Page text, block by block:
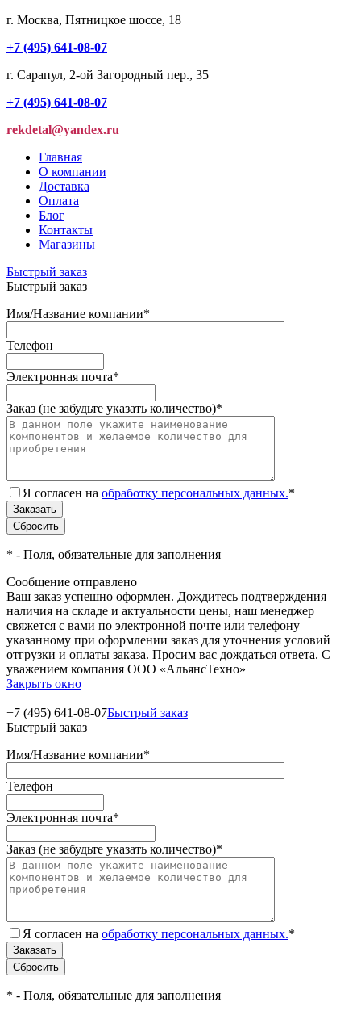
г. Москва, Пятницкое шоссе, 18
+7 (495) 641-08-07
г. Сарапул, 2-ой Загородный пер., 35
+7 (495) 641-08-07
rekdetal@yandex.ru
Главная
О компании
Доставка
Оплата
Блог
Контакты
Магазины
Быстрый заказ
Быстрый заказ
Имя/Название компании*
Телефон
Электронная почта*
Заказ (не забудьте указать количество)*
Я согласен на обработку персональных данных.*
* - Поля, обязательные для заполнения
Сообщение отправлено
Ваш заказ успешно оформлен. Дождитесь подтверждения
наличия на складе и актуальности цены, наш менеджер
свяжется с вами по электронной почте или телефону
указанному при оформлении заказ для уточнения условий
отгрузки и оплаты заказа. Просим вас дождаться ответа. С
уважением компания ООО «АльянсТехно»
Закрыть окно
+7 (495) 641-08-07Быстрый заказ
Быстрый заказ
Имя/Название компании*
Телефон
Электронная почта*
Заказ (не забудьте указать количество)*
Я согласен на обработку персональных данных.*
* - Поля, обязательные для заполнения